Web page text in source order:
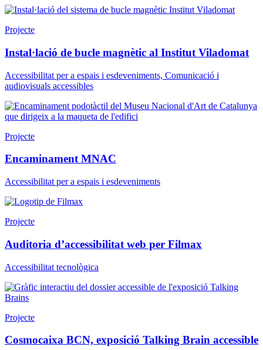
Projecte
Instal·lació de bucle magnètic al Institut Viladomat
Accessibilitat per a espais i esdeveniments, Comunicació i
audiovisuals accessibles
Projecte
Encaminament MNAC
Accessibilitat per a espais i esdeveniments
Projecte
Auditoria d’accessibilitat web per Filmax
Accessibilitat tecnològica
Projecte
Cosmocaixa BCN, exposició Talking Brain accessible